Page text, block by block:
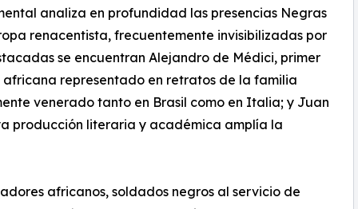
analiza en profundidad las presencias Negras
renacentista, frecuentemente invisibilizadas por
se encuentran Alejandro de Médici, primer
representado en retratos de la familia
venerado tanto en Brasil como en Italia; y Juan
producción literaria y académica amplía la
africanos, soldados negros al servicio de